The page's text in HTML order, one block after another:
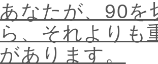
あなたが、90を
ら、それよりも
があります。